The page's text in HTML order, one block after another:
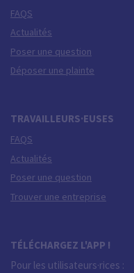
FAQS
Actualités
Poser une question
Déposer une plainte
TRAVAILLEURS·EUSES
FAQS
Actualités
Poser une question
Trouver une entreprise
TÉLÉCHARGEZ L'APP !
Pour les utilisateurs·rices :